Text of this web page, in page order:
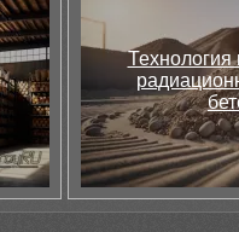
Технология